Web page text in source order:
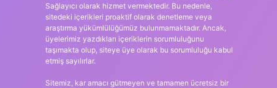
Sağlayıcı olarak hizmet vermektedir. Bu nedenle,
sitedeki içerikleri proaktif olarak denetleme veya
araştırma yükümlülüğümüz bulunmamaktadır. Ancak,
üyelerimiz yazdıkları içeriklerin sorumluluğunu
taşımakta olup, siteye üye olarak bu sorumluluğu kabul
etmiş sayılırlar.
Sitemiz, kar amacı gütmeyen ve tamamen ücretsiz bir